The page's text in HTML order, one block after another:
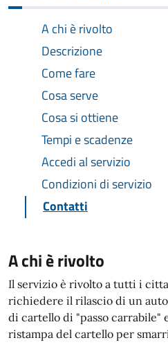
A chi è rivolto
Descrizione
Come fare
Cosa serve
Cosa si ottiene
Tempi e scadenze
Accedi al servizio
Condizioni di servizio
Contatti
A chi è rivolto
Il servizio è rivolto a tutti i
richiedere il rilascio di un
di cartello di "passo carrabile"
ristampa del cartello per